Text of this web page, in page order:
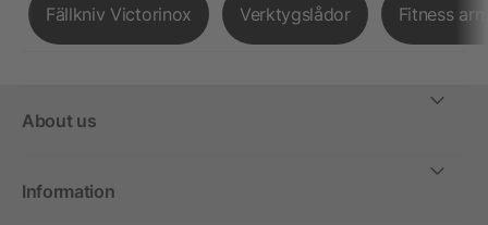
Fällkniv Victorinox Verktygslådor Fitness
About us
Information